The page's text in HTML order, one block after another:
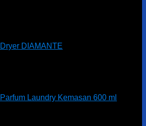
Dryer DIAMANTE
Parfum Laundry Kemasan 600 ml